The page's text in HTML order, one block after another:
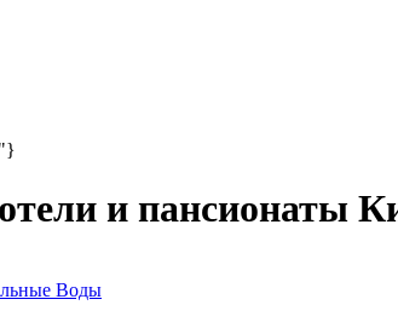
и пансионаты
Воды